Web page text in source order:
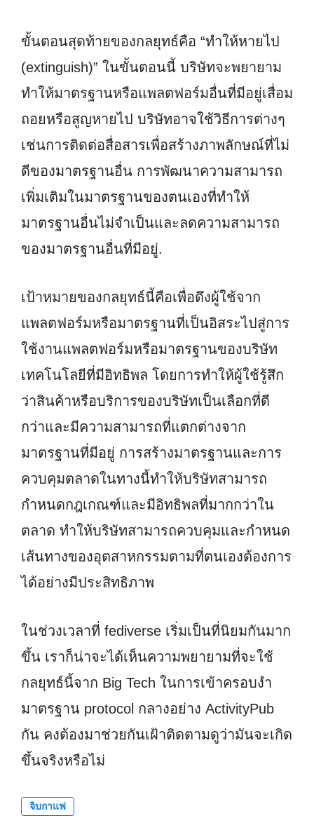
ขั้นตอนสุดท้ายของกลยุทธ์คือ “ทำให้หายไป
(extinguish)” ในขั้นตอนนี้ บริษัทจะพยายาม
ทำให้มาตรฐานหรือแพลตฟอร์มอื่นที่มีอยู่เสื่อม
ถอยหรือสูญหายไป บริษัทอาจใช้วิธีการต่างๆ
เช่นการติดต่อสื่อสารเพื่อสร้างภาพลักษณ์ที่ไม่
ดีของมาตรฐานอื่น การพัฒนาความสามารถ
เพิ่มเติมในมาตรฐานของตนเองที่ทำให้
มาตรฐานอื่นไม่จำเป็นและลดความสามารถ
ของมาตรฐานอื่นที่มีอยู่.
เป้าหมายของกลยุทธ์นี้คือเพื่อดึงผู้ใช้จาก
แพลตฟอร์มหรือมาตรฐานที่เป็นอิสระไปสู่การ
ใช้งานแพลตฟอร์มหรือมาตรฐานของบริษัท
เทคโนโลยีที่มีอิทธิพล โดยการทำให้ผู้ใช้รู้สึก
ว่าสินค้าหรือบริการของบริษัทเป็นเลือกที่ดี
กว่าและมีความสามารถที่แตกต่างจาก
มาตรฐานที่มีอยู่ การสร้างมาตรฐานและการ
ควบคุมตลาดในทางนี้ทำให้บริษัทสามารถ
กำหนดกฎเกณฑ์และมีอิทธิพลที่มากกว่าใน
ตลาด ทำให้บริษัทสามารถควบคุมและกำหนด
เส้นทางของอุตสาหกรรมตามที่ตนเองต้องการ
ได้อย่างมีประสิทธิภาพ
ในช่วงเวลาที่ fediverse เริ่มเป็นที่นิยมกันมาก
ขึ้น เราก็น่าจะได้เห็นความพยายามที่จะใช้
กลยุทธ์นี้จาก Big Tech ในการเข้าครอบงำ
มาตรฐาน protocol กลางอย่าง ActivityPub
กัน คงต้องมาช่วยกันเฝ้าติดตามดูว่ามันจะเกิด
ขึ้นจริงหรือไม่
จิบกาแฟ